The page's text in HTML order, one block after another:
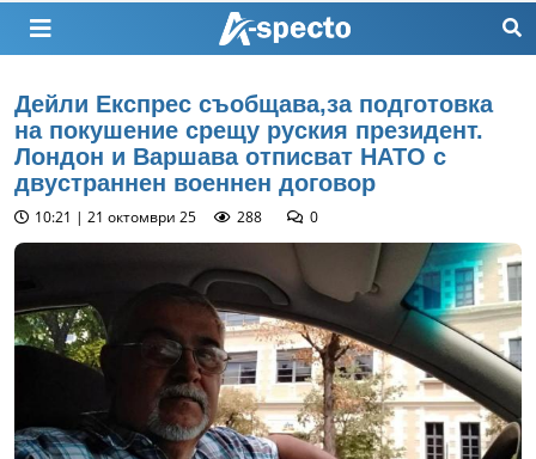
Дейли Експрес съобщава,за подготовка
на покушение срещу руския президент.
Лондон и Варшава отписват НАТО с
двустраннен военнен договор
10:21 | 21 октомври 25 288 0